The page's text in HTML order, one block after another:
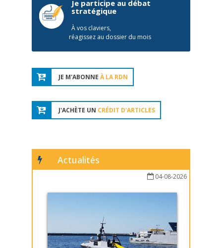
Je participe au débat
stratégique
À vos claviers,
réagissez au dossier du mois
JE M'ABONNE À LA RDN
J'ACHÈTE UN CRÉDIT D'ARTICLES
Actualités
04-08-2026